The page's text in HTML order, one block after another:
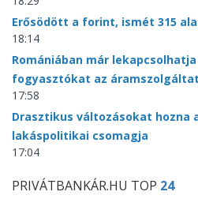
Erősödött a forint, ismét 315
18:14
Romániában már
fogyasztókat az
17:58
Drasztikus változásokat hozna
lakáspolitikai csomagja
17:04
PRIVÁTBANKÁR.HU TOP 24